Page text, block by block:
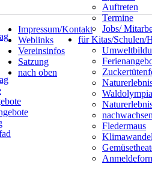
Auftreten
Termine
Jobs/
für Kitas/Schulen/
Fledermaus
Impressum/Kontakt
Weblinks
Vereinsinfos
Satzung
nach oben